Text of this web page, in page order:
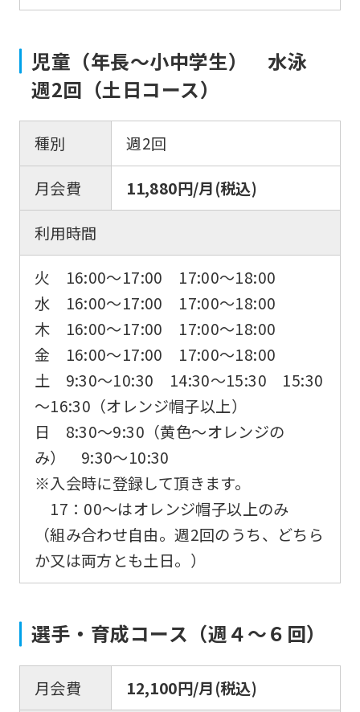
児童（年長〜小中学生） 水泳
週2回（土日コース）
種別
週2回
月会費
11,880円/月(税込)
利用時間
火 16:00～17:00 17:00～18:00
水 16:00～17:00 17:00～18:00
木 16:00～17:00 17:00～18:00
金 16:00～17:00 17:00～18:00
土 9:30～10:30 14:30～15:30 15:30
～16:30（オレンジ帽子以上）
日 8:30～9:30（黄色～オレンジの
み） 9:30～10:30
※入会時に登録して頂きます。
17：00～はオレンジ帽子以上のみ
（組み合わせ自由。週2回のうち、どちら
か又は両方とも土日。）
選手・育成コース（週４〜６回）
月会費
12,100円/月(税込)